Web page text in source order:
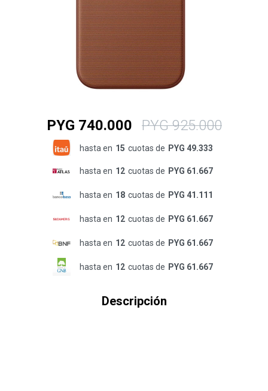
PYG 740.000 PYG 925.000
hasta en 15 cuotas de PYG 49.333
hasta en 12 cuotas de PYG 61.667
hasta en 18 cuotas de PYG 41.111
hasta en 12 cuotas de PYG 61.667
hasta en 12 cuotas de PYG 61.667
hasta en 12 cuotas de PYG 61.667
Descripción